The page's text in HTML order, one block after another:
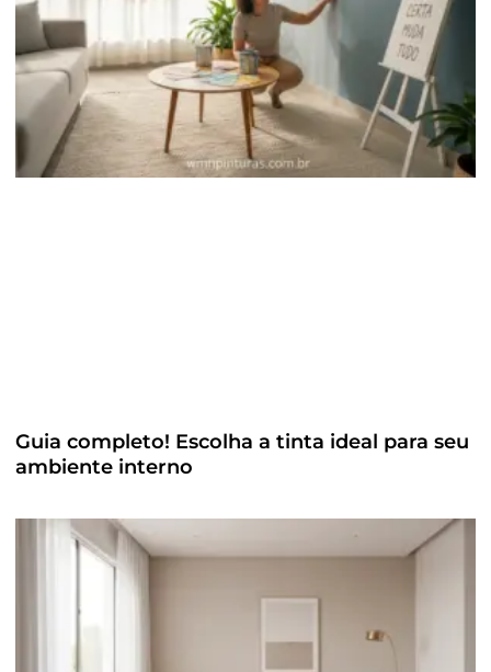
Guia completo! Escolha a tinta ideal para seu
ambiente interno